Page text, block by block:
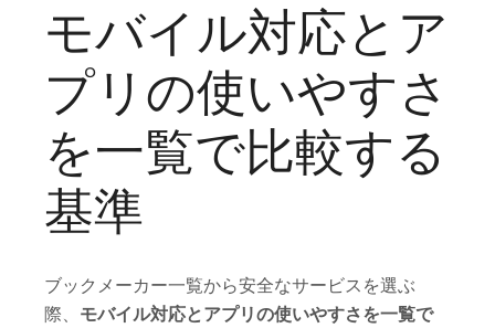
モバイル対応とア
プリの使いやすさ
を一覧で比較する
基準
ブックメーカー一覧から安全なサービスを選ぶ
際、 モバイル対応とアプリの使いやすさを一覧で